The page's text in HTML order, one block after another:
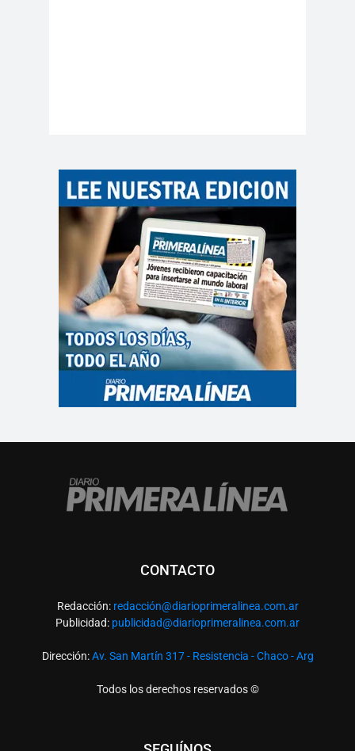
CONTACTO
Redacción: redacción@diarioprimeralinea.com.ar
Publicidad: publicidad@diarioprimeralinea.com.ar
Dirección:Av. San Martín 317 - Resistencia - Chaco - Arg
Todos los derechos reservados ©